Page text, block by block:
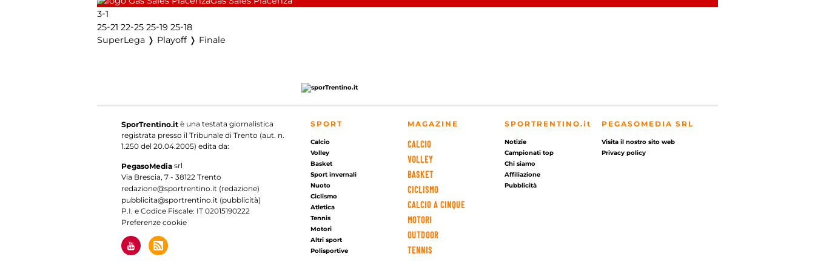
3-1
25-21 22-25 25-19 25-18
SuperLega ❭ Playoff ❭ Finale
SporTrentino.it è una testata giornalistica
registrata presso il Tribunale di Trento (aut. n.
1.250 del 20.04.2005) edita da:
PegasoMedia srl
Via Brescia, 7 - 38122 Trento
redazione@sportrentino.it (redazione)
pubblicita@sportrentino.it (pubblicità)
P.I. e Codice Fiscale: IT 02015190222
Preferenze cookie
SPORT
Calcio
Volley
Basket
Sport invernali
Nuoto
Ciclismo
Atletica
Tennis
Motori
Altri sport
Polisportive
MAGAZINE
CALCIO
VOLLEY
BASKET
CICLISMO
CALCIO A CINQUE
MOTORI
OUTDOOR
TENNIS
SPORTRENTINO.it
Notizie
Campionati top
Chi siamo
Affiliazione
Pubblicità
PEGASOMEDIA SRL
Visita il nostro sito web
Privacy policy